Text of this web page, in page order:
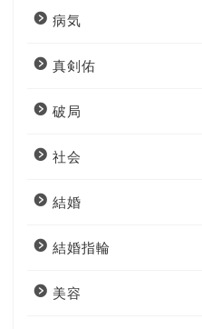
病気
真剣佑
破局
社会
結婚
結婚指輪
美容